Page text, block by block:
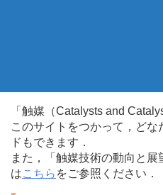
「触媒（Catalysts and
このサイトをつかって，ど
ドもできます．
また，「触媒技術の動向と
はこちら をご参照ください．